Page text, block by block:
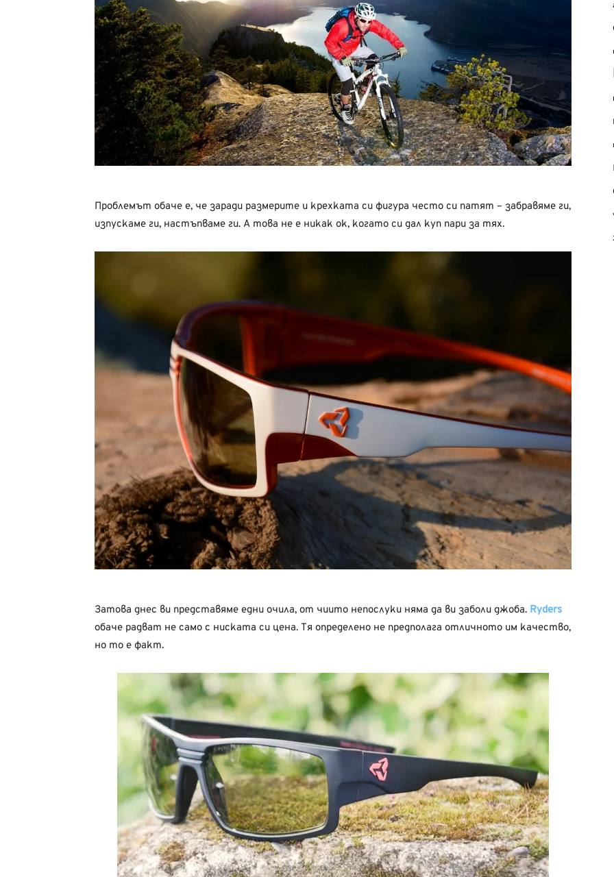
Проблемът обаче е, че заради размерите и крехката си фигура често си патят – забравяме ги,
изпускаме ги, настъпваме ги. А това не е никак ок, когато си дал куп пари за тях.
Затова днес ви представяме едни очила, от чиито непослуки няма да ви заболи джоба. Ryders
обаче радват не само с ниската си цена. Тя определено не предполага отличното им качество,
но то е факт.